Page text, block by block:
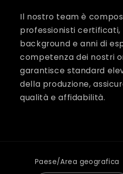
Il nostro team è
professionisti certificati,
background e anni di
competenza dei nostri
garantisce standard
della produzione,
qualità e affidabilità.
Paese/Area geografica